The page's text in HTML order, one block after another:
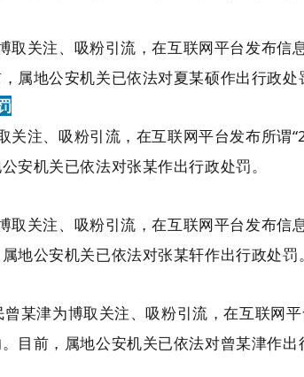
关注、吸粉引流，在互联网平台发布信
属地公安机关已依法对夏某硕作出行政处
注、吸粉引流，在互联网平台发布所谓
安机关已依法对张某作出行政处罚。
关注、吸粉引流，在互联网平台发布信
地公安机关已依法对张某轩作出行政处罚。
某津为博取关注、吸粉引流，在互联网
目前，属地公安机关已依法对曾某津作出